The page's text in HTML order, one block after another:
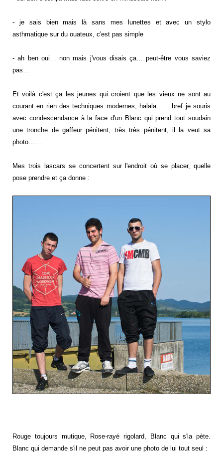
- je sais bien mais là sans mes lunettes et avec un stylo
asthmatique sur du ouateux, c'est pas simple
- ah ben oui… non mais j'vous disais ça… peut-être vous saviez
pas…
Et voilà c'est ça les jeunes qui croient que les vieux ne sont au
courant en rien des techniques modernes, halala…… bref je souris
avec condescendance à la face d'un Blanc qui prend tout soudain
une tronche de gaffeur pénitent, très très pénitent, il la veut sa
photo……
Mes trois lascars se concertent sur l'endroit où se placer, quelle
pose prendre et ça donne :
Rouge toujours mutique, Rose-rayé rigolard, Blanc qui s'la pète.
Blanc qui demande s'il ne peut pas avoir une photo de lui tout seul :